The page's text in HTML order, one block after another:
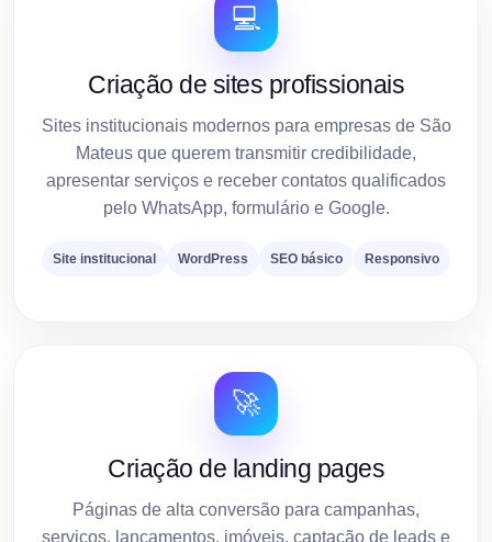
💻
Criação de sites profissionais
Sites institucionais modernos para empresas de São
Mateus que querem transmitir credibilidade,
apresentar serviços e receber contatos qualificados
pelo WhatsApp, formulário e Google.
Site institucional WordPress SEO básico Responsivo
🚀
Criação de landing pages
Páginas de alta conversão para campanhas,
serviços, lançamentos, imóveis, captação de leads e